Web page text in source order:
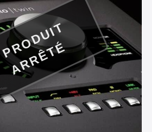
P
R
O
D
U
I
T
A
R
R
Ê
T
É